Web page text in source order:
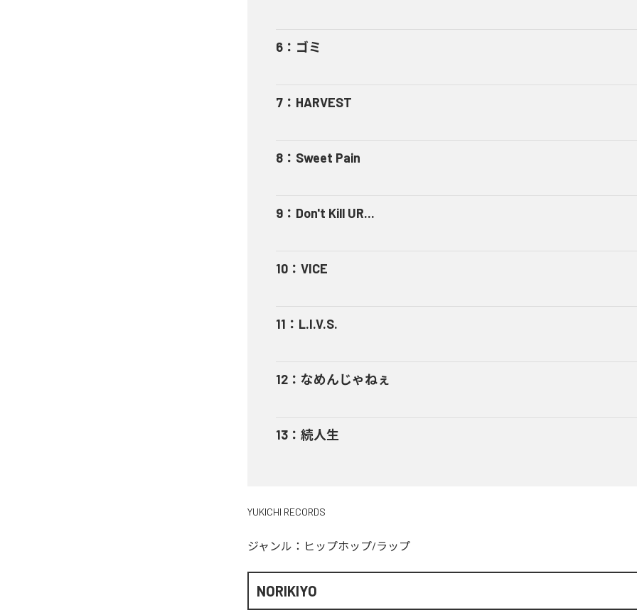
6 ： ゴミ
7 ： HARVEST
8 ： Sweet Pain
9 ： Don't Kill UR...
10 ： VICE
11 ： L.I.V.S.
12 ： なめんじゃねぇ
13 ： 続人生
YUKICHI RECORDS
ジャンル： ヒップホップ/ラップ
NORIKIYO